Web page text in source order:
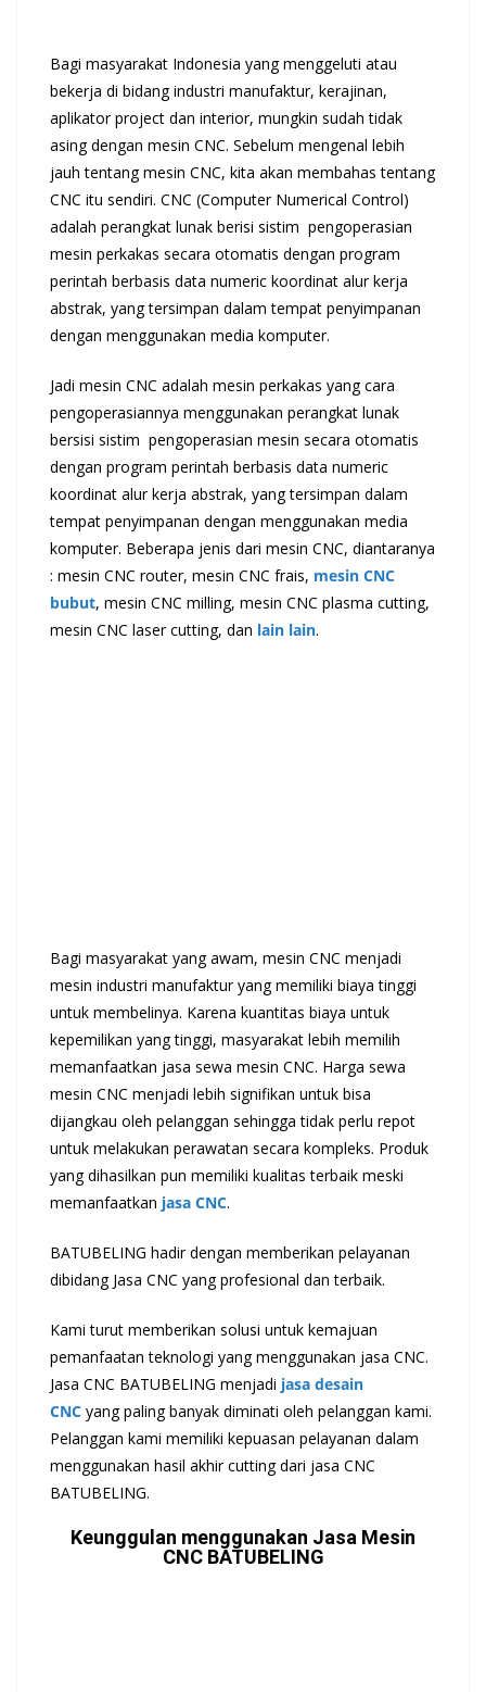
Bagi masyarakat Indonesia yang menggeluti atau
bekerja di bidang industri manufaktur, kerajinan,
aplikator project dan interior, mungkin sudah tidak
asing dengan mesin CNC. Sebelum mengenal lebih
jauh tentang mesin CNC, kita akan membahas tentang
CNC itu sendiri. CNC (Computer Numerical Control)
adalah perangkat lunak berisi sistim pengoperasian
mesin perkakas secara otomatis dengan program
perintah berbasis data numeric koordinat alur kerja
abstrak, yang tersimpan dalam tempat penyimpanan
dengan menggunakan media komputer.
Jadi mesin CNC adalah mesin perkakas yang cara
pengoperasiannya menggunakan perangkat lunak
bersisi sistim pengoperasian mesin secara otomatis
dengan program perintah berbasis data numeric
koordinat alur kerja abstrak, yang tersimpan dalam
tempat penyimpanan dengan menggunakan media
komputer. Beberapa jenis dari mesin CNC, diantaranya
: mesin CNC router, mesin CNC frais, mesin CNC
bubut, mesin CNC milling, mesin CNC plasma cutting,
mesin CNC laser cutting, dan lain lain.
Bagi masyarakat yang awam, mesin CNC menjadi
mesin industri manufaktur yang memiliki biaya tinggi
untuk membelinya. Karena kuantitas biaya untuk
kepemilikan yang tinggi, masyarakat lebih memilih
memanfaatkan jasa sewa mesin CNC. Harga sewa
mesin CNC menjadi lebih signifikan untuk bisa
dijangkau oleh pelanggan sehingga tidak perlu repot
untuk melakukan perawatan secara kompleks. Produk
yang dihasilkan pun memiliki kualitas terbaik meski
memanfaatkan jasa CNC.
BATUBELING hadir dengan memberikan pelayanan
dibidang Jasa CNC yang profesional dan terbaik.
Kami turut memberikan solusi untuk kemajuan
pemanfaatan teknologi yang menggunakan jasa CNC.
Jasa CNC BATUBELING menjadi jasa desain
CNC yang paling banyak diminati oleh pelanggan kami.
Pelanggan kami memiliki kepuasan pelayanan dalam
menggunakan hasil akhir cutting dari jasa CNC
BATUBELING.
Keunggulan menggunakan Jasa Mesin
CNC BATUBELING